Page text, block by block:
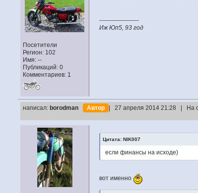
Посетители
Регион: 102
Имя: --
Публикаций: 0
Комментариев: 1
--------------------
Иж Юп5, 93 год
написал: borodman Автор | 27 апреля 2014 21:28 | На
Цитата: NIK007
если финансы на исходе)
вот именно